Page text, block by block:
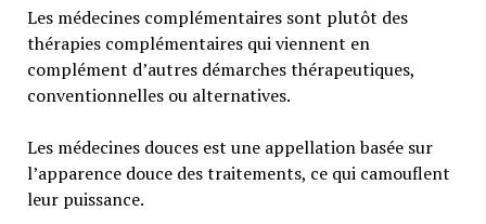
Les médecines complémentaires sont plutôt des
thérapies complémentaires qui viennent en
complément d’autres démarches thérapeutiques,
conventionnelles ou alternatives.
Les médecines douces est une appellation basée sur
l’apparence douce des traitements, ce qui camouflent
leur puissance.